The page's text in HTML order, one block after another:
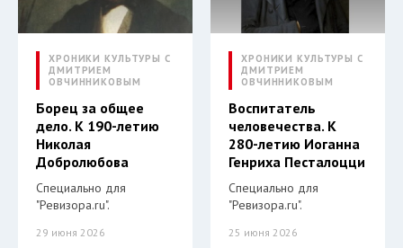
ХРОНИКИ КУЛЬТУРЫ С
ДМИТРИЕМ
ОВЧИННИКОВЫМ
Борец за общее
дело. К 190-летию
Николая
Добролюбова
Специально для
"Ревизора.ru".
29 июня 2026
ХРОНИКИ КУЛЬТУРЫ С
ДМИТРИЕМ
ОВЧИННИКОВЫМ
Воспитатель
человечества. К
280-летию Иоганна
Генриха Песталоцци
Специально для
"Ревизора.ru".
25 июня 2026